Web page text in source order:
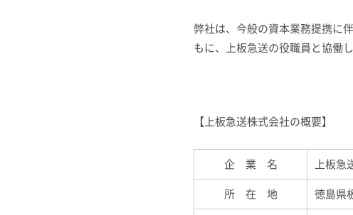
弊社は、今般の資本業務提携に
もに、上板急送の役職員と協働
【上板急送株式会社の概要】
企 業 名
上板急
所 在 地
徳島県